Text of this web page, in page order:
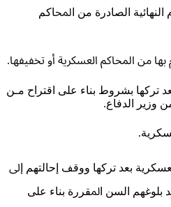
ﺍﻟﻨﻬﺎﺋﻴﺔ ﺍﻟﺼﺎﺩﺭﺓ ﻣﻦ ﺍﶈﺎﻛﻢ
ﺗﺮﻛﻬﺎ ﺑﺸﺮﻭﻁ ﺑﻨﺎﺀ ﻋﻠﻰ ﺍﻗﺘﺮﺍﺡ ﻣـﻦ
ﻭﺯﻳﺮ ﺍﻟﺪﻓﺎﻉ.
ﺑﻌﺪ ﺗﺮﻛﻬﺎ ﻭﻭﻗﻒ ﺇﺣﺎﻟﺘﻬﻢ ﺇﱃ
ﺑﻠﻮﻏﻬﻢ ﺍﻟﺴﻦ ﺍﳌﻘﺮﺭﺓ ﺑﻨﺎﺀ ﻋﻠﻰ